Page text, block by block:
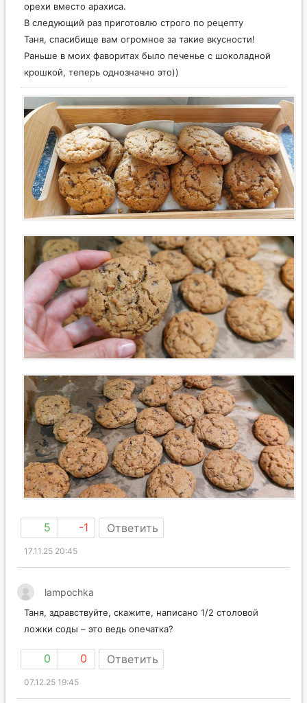
орехи вместо арахиса.
В следующий раз приготовлю строго по рецепту
Таня, спасибище вам огромное за такие вкусности!
Раньше в моих фаворитах было печенье с шоколадной
крошкой, теперь однозначно это))
5 -1 Ответить
17.11.25 20:45
lampochka
Таня, здравствуйте, скажите, написано 1/2 столовой
ложки соды – это ведь опечатка?
0 0 Ответить
07.12.25 19:45